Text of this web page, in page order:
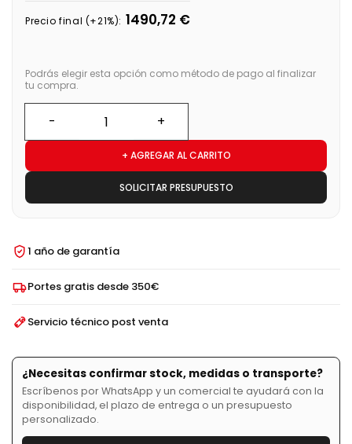
Precio final (+21%): 1490,72 €
Podrás elegir esta opción como método de pago al finalizar
tu compra.
+ AGREGAR AL CARRITO
SOLICITAR PRESUPUESTO
1 año de garantía
Portes gratis desde 350€
Servicio técnico post venta
¿Necesitas confirmar stock, medidas o transporte?
Escríbenos por WhatsApp y un comercial te ayudará con la
disponibilidad, el plazo de entrega o un presupuesto
personalizado.